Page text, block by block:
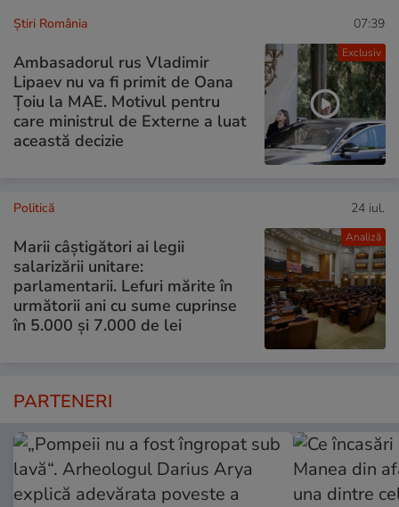
Exclusiv
Știri România 07:39
Ambasadorul rus Vladimir
Lipaev nu va fi primit de Oana
Țoiu la MAE. Motivul pentru
care ministrul de Externe a luat
această decizie
Analiză
Politică 24 iul.
Marii câștigători ai legii
salarizării unitare:
parlamentarii. Lefuri mărite în
următorii ani cu sume cuprinse
în 5.000 și 7.000 de lei
PARTENERI